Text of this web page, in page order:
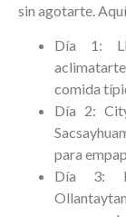
sin agotarte.
Día 1:
comida
Día 2:
para
Día 3: